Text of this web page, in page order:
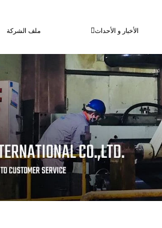
الأخبار و الأحداث ملف الشركة